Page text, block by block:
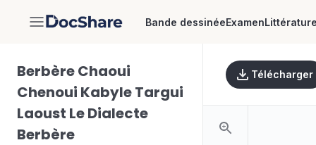
DocShare Bande dessinéeExamenLittérature
Berbère Chaoui
Chenoui Kabyle Targui
Laoust Le Dialecte
Berbère
Télécharger